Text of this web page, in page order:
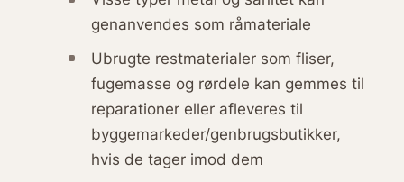
genanvendes som råmateriale
Ubrugte restmaterialer som fliser,
fugemasse og rørdele kan gemmes til
reparationer eller afleveres til
byggemarkeder/genbrugsbutikker,
hvis de tager imod dem